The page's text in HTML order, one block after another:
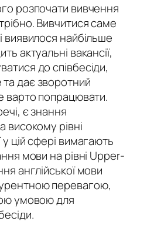
розпочати вивчення
Вивчитися саме
виявилося найбільше
актуальні вакансії,
до співбесіди,
дає зворотний
варто попрацювати.
є знання
високому рівні
у цій сфері вимагають
мови на рівні Upper-
англійської мови
перевагою,
умовою для